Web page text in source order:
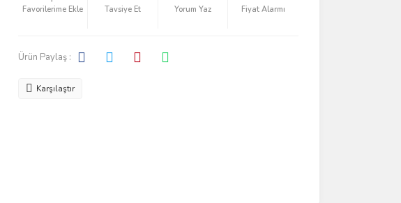
Tavsiye Et Yorum Yaz Fiyat Alarmı
Ürün Paylaş :
Karşılaştır